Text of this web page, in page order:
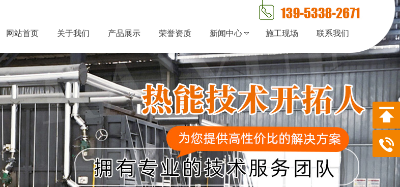
网站首页 关于我们 产品展示 荣誉资质 新闻中心 施工现场 联系我们